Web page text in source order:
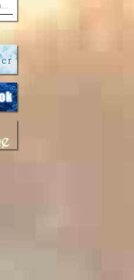
Что такое XCARDS — сервис, о котором сейчас говорят. Буквально на днях заметил о интересный бренд XCARDS, он помогает создавать онлайн карты чтобы управлять бюджетами. Ключевые преимущества: Выпуск занимает всего считанные минуты. Платформа даёт возможность оформить множество карт для разных целей. Есть поддержка в любое время суток включая персонального менеджера. Есть контроль без задержек — транзакции, уведомления, аналитика — всё под рукой. Возможные нюансы: Регистрация: европейская юрисдикция — желательно убедиться, что сервис можно использовать без нарушений. Финансовые условия: возможно, есть скрытые комиссии, поэтому лучше внимательно прочитать договор. Отзывы пользователей: по отзывам поддержка работает быстро. Надёжность системы: внедрены базовые меры безопасности, но всё равно советую не хранить большие суммы на карте. Вывод: В целом платформа кажется отличным помощником для маркетологов. Платформа сочетает скорость, удобство и гибкость. Как вы думаете? Пользовались ли вы XCARDS? Поделитесь опытом — будет интересно сравнить. Виртуальные карты для бизнеса